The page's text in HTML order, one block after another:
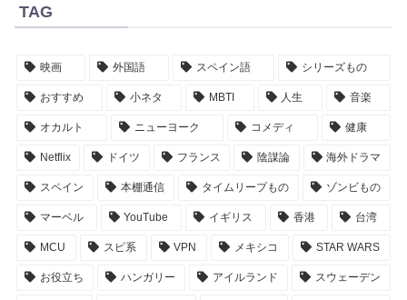
TAG
映画 外国語 スペイン語 シリーズもの
おすすめ 小ネタ MBTI 人生 音楽
オカルト ニューヨーク コメディ 健康
Netflix ドイツ フランス 陰謀論 海外ドラマ
スペイン 本棚通信 タイムリープもの ゾンビもの
マーベル YouTube イギリス 香港 台湾
MCU スピ系 VPN メキシコ STAR WARS
お役立ち ハンガリー アイルランド スウェーデン